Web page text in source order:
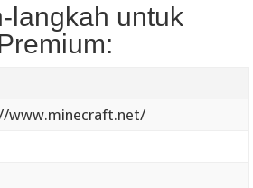
langkah untuk
www.minecraft.net/